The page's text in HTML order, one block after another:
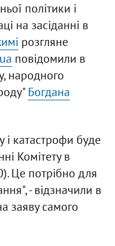
політики і
на засіданні в
розгляне
повідомили в
народного
Богдана
і катастрофи буде
Комітету в
Це потрібно для
- відзначили в
заяву самого